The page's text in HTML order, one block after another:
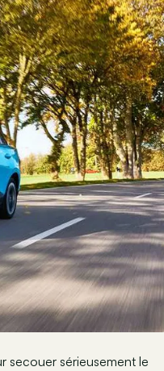
secouer sérieusement le